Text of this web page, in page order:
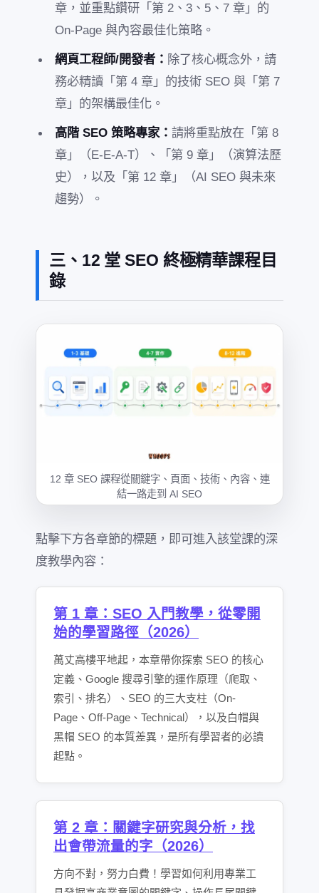
章，並重點鑽研「第 2、3、5、7 章」的
On-Page 與內容最佳化策略。
網頁工程師/開發者： 除了核心概念外，請
務必精讀「第 4 章」的技術 SEO 與「第 7
章」的架構最佳化。
高階 SEO 策略專家： 請將重點放在「第 8
章」（E-E-A-T）、「第 9 章」（演算法歷
史），以及「第 12 章」（AI SEO 與未來
趨勢）。
三、12 堂 SEO 終極精華課程目
錄
12 章 SEO 課程從關鍵字、頁面、技術、內容、連
結一路走到 AI SEO
點擊下方各章節的標題，即可進入該堂課的深
度教學內容：
第 1 章：SEO 入門教學，從零開
始的學習路徑（2026）
萬丈高樓平地起，本章帶你探索 SEO 的核心
定義、Google 搜尋引擎的運作原理（爬取、
索引、排名）、SEO 的三大支柱（On-
Page、Off-Page、Technical），以及白帽與
黑帽 SEO 的本質差異，是所有學習者的必讀
起點。
第 2 章：關鍵字研究與分析，找
出會帶流量的字（2026）
方向不對，努力白費！學習如何利用專業工